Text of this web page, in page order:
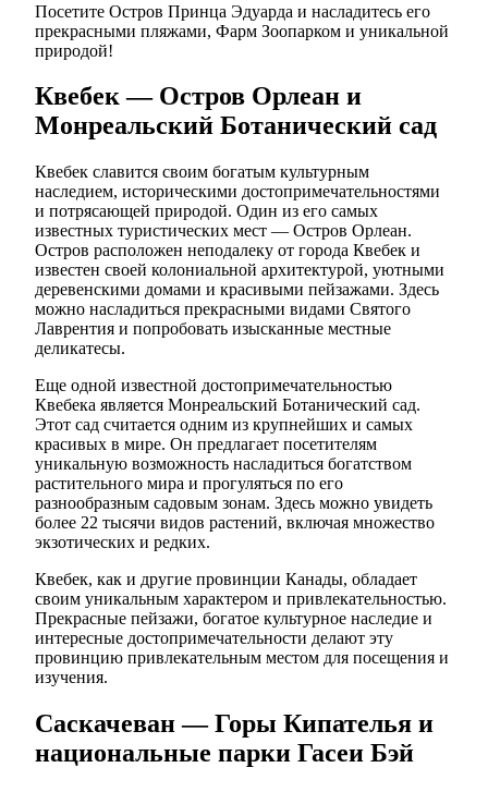
Посетите Остров Принца Эдуарда и насладитесь его
прекрасными пляжами, Фарм Зоопарком и уникальной
природой!
Квебек — Остров Орлеан и
Монреальский Ботанический сад
Квебек славится своим богатым культурным
наследием, историческими достопримечательностями
и потрясающей природой. Один из его самых
известных туристических мест — Остров Орлеан.
Остров расположен неподалеку от города Квебек и
известен своей колониальной архитектурой, уютными
деревенскими домами и красивыми пейзажами. Здесь
можно насладиться прекрасными видами Святого
Лаврентия и попробовать изысканные местные
деликатесы.
Еще одной известной достопримечательностью
Квебека является Монреальский Ботанический сад.
Этот сад считается одним из крупнейших и самых
красивых в мире. Он предлагает посетителям
уникальную возможность насладиться богатством
растительного мира и прогуляться по его
разнообразным садовым зонам. Здесь можно увидеть
более 22 тысячи видов растений, включая множество
экзотических и редких.
Квебек, как и другие провинции Канады, обладает
своим уникальным характером и привлекательностью.
Прекрасные пейзажи, богатое культурное наследие и
интересные достопримечательности делают эту
провинцию привлекательным местом для посещения и
изучения.
Саскачеван — Горы Кипателья и
национальные парки Гасеи Бэй